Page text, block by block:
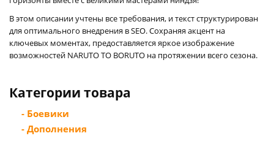
В этом описании учтены все требования, и текст структурирован
для оптимального внедрения в SEO. Сохраняя акцент на
ключевых моментах, предоставляется яркое изображение
возможностей NARUTO TO BORUTO на протяжении всего сезона.
Категории товара
- Боевики
- Дополнения